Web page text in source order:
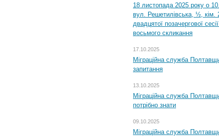
18 листопада 2025 року о
вул. Решетилівська, ½, кім.
двадцятої позачергової
восьмого скликання
17.10.2025
Міграційна служба
запитання
13.10.2025
Міграційна служба
потрібно знати
09.10.2025
Міграційна служба